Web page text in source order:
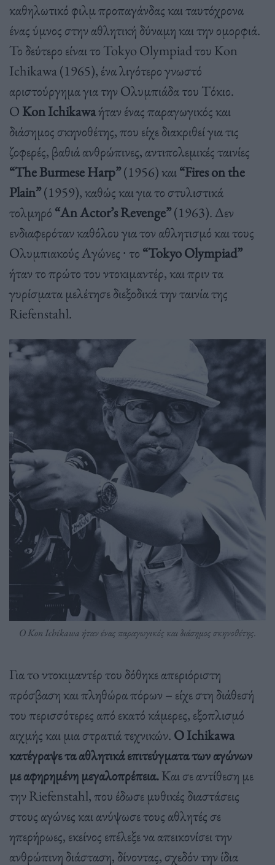
καθηλωτικό φιλμ προπαγάνδας και ταυτόχρονα
ένας ύμνος στην αθλητική δύναμη και την ομορφιά.
Το δεύτερο είναι το Tokyo Olympiad του Kon
Ichikawa (1965), ένα λιγότερο γνωστό
αριστούργημα για την Ολυμπιάδα του Τόκιο.
Ο Κon Ichikawaήταν ένας παραγωγικός και
διάσημος σκηνοθέτης, που είχε διακριθεί για τις
ζοφερές, βαθιά ανθρώπινες, αντιπολεμικές ταινίες
“The Burmese Harp”(1956) και“Fires on the
Plain”(1959), καθώς και για το στυλιστικά
τολμηρό “An Actor’s Revenge”(1963). Δεν
ενδιαφερόταν καθόλου για τον αθλητισμό και τους
Ολυμπιακούς Αγώνες ∙ το “Tokyo Olympiad”
ήταν το πρώτο του ντοκιμαντέρ, και πριν τα
γυρίσματα μελέτησε διεξοδικά την ταινία της
Riefenstahl.
Ο Κon Ichikawa ήταν ένας παραγωγικός και διάσημος σκηνοθέτης.
Για τo ντοκιμαντέρ του δόθηκε απεριόριστη
πρόσβαση και πληθώρα πόρων – είχε στη διάθεσή
του περισσότερες από εκατό κάμερες, εξοπλισμό
αιχμής και μια στρατιά τεχνικών. Ο Ιchikawa
κατέγραψε τα αθλητικά επιτεύγματα των αγώνων
με αφηρημένη μεγαλοπρέπεια.Και σε αντίθεση με
την Riefenstahl, που έδωσε μυθικές διαστάσεις
στους αγώνες και ανύψωσε τους αθλητές σε
ηπερήρωες, εκείνος επέλεξε να απεικονίσει την
ανθρώπινη διάσταση, δίνοντας, σχεδόν την ίδια